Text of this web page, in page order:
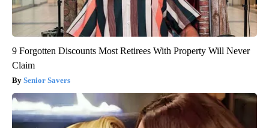
9 Forgotten Discounts Most Retirees With Property Will Never
Claim
Senior Savers